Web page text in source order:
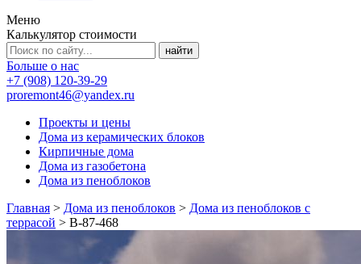
Меню
Калькулятор стоимости
Больше о нас
+7 (908) 120-39-29
proremont46@yandex.ru
Проекты и цены
Дома из керамических блоков
Кирпичные дома
Дома из газобетона
Дома из пеноблоков
Главная > Дома из пеноблоков > Дома из пеноблоков с
террасой > В-87-468